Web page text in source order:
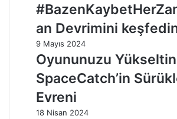
an Devrimini
9 Mayıs 2024
Oyununuzu
SpaceCatch’in
Evreni
18 Nisan 2024